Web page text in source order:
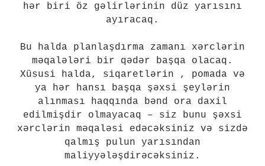
hər biri öz gəlirlərinin düz yarısını
ayıracaq.
Bu halda planlaşdırma zamanı xərclərin
məqalələri bir qədər başqa olacaq.
Xüsusi halda, siqaretlərin , pomada və
ya hər hansı başqa şəxsi şeylərin
alınması haqqında bənd ora daxil
edilmişdir olmayacaq – siz bunu şəxsi
xərclərin məqaləsi edəcəksiniz və sizdə
qalmış pulun yarısından
maliyyələşdirəcəksiniz.